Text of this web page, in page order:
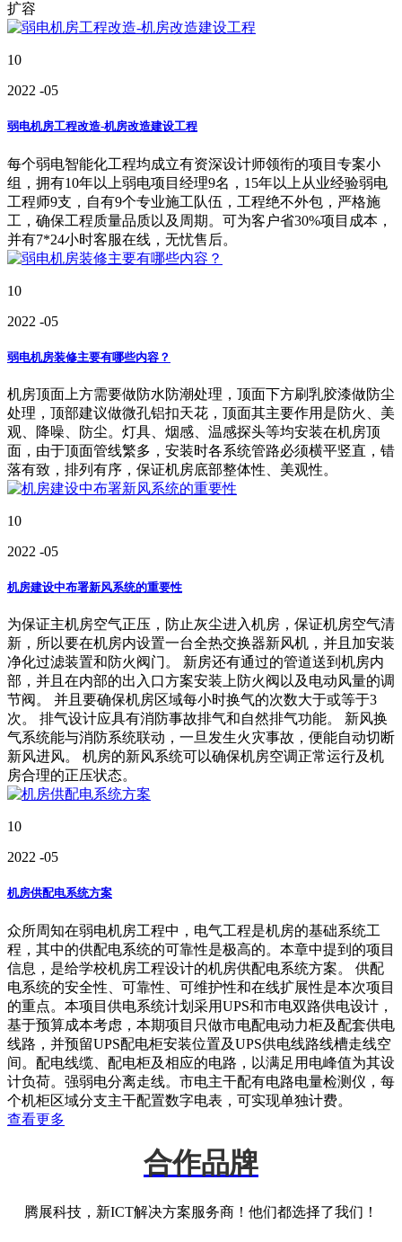
扩容
10
2022 -05
弱电机房工程改造-机房改造建设工程
每个弱电智能化工程均成立有资深设计师领衔的项目专案小
组，拥有10年以上弱电项目经理9名，15年以上从业经验弱电
工程师9支，自有9个专业施工队伍，工程绝不外包，严格施
工，确保工程质量品质以及周期。可为客户省30%项目成本，
并有7*24小时客服在线，无忧售后。
10
2022 -05
弱电机房装修主要有哪些内容？
机房顶面上方需要做防水防潮处理，顶面下方刷乳胶漆做防尘
处理，顶部建议做微孔铝扣天花，顶面其主要作用是防火、美
观、降噪、防尘。灯具、烟感、温感探头等均安装在机房顶
面，由于顶面管线繁多，安装时各系统管路必须横平竖直，错
落有致，排列有序，保证机房底部整体性、美观性。
10
2022 -05
机房建设中布署新风系统的重要性
为保证主机房空气正压，防止灰尘进入机房，保证机房空气清
新，所以要在机房内设置一台全热交换器新风机，并且加安装
净化过滤装置和防火阀门。 新房还有通过的管道送到机房内
部，并且在内部的出入口方案安装上防火阀以及电动风量的调
节阀。 并且要确保机房区域每小时换气的次数大于或等于3
次。 排气设计应具有消防事故排气和自然排气功能。 新风换
气系统能与消防系统联动，一旦发生火灾事故，便能自动切断
新风进风。 机房的新风系统可以确保机房空调正常运行及机
房合理的正压状态。
10
2022 -05
机房供配电系统方案
众所周知在弱电机房工程中，电气工程是机房的基础系统工
程，其中的供配电系统的可靠性是极高的。本章中提到的项目
信息，是给学校机房工程设计的机房供配电系统方案。 供配
电系统的安全性、可靠性、可维护性和在线扩展性是本次项目
的重点。本项目供电系统计划采用UPS和市电双路供电设计，
基于预算成本考虑，本期项目只做市电配电动力柜及配套供电
线路，并预留UPS配电柜安装位置及UPS供电线路线槽走线空
间。配电线缆、配电柜及相应的电路，以满足用电峰值为其设
计负荷。强弱电分离走线。市电主干配有电路电量检测仪，每
个机柜区域分支主干配置数字电表，可实现单独计费。
查看更多
合作品牌
腾展科技，新ICT解决方案服务商！他们都选择了我们！